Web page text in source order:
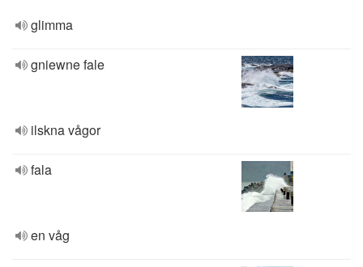
glimma
gniewne fale
ilskna vågor
fala
en våg